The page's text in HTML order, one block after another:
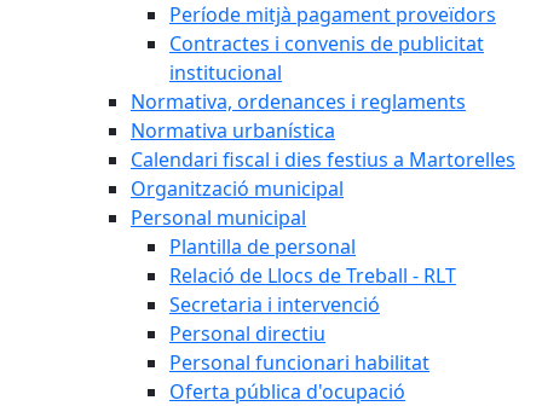
Període mitjà pagament proveïdors
Contractes i convenis de publicitat
institucional
Normativa, ordenances i reglaments
Normativa urbanística
Calendari fiscal i dies festius a Martorelles
Organització municipal
Personal municipal
Plantilla de personal
Relació de Llocs de Treball - RLT
Secretaria i intervenció
Personal directiu
Personal funcionari habilitat
Oferta pública d'ocupació